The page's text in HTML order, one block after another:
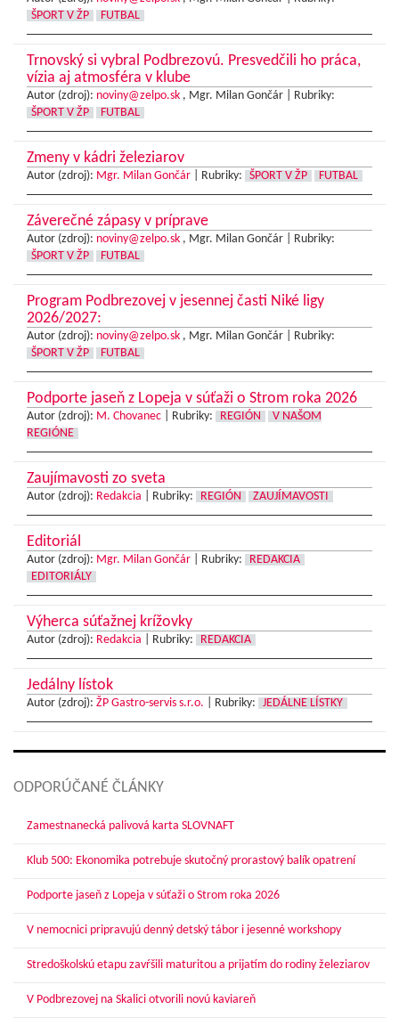
ŠPORT V ŽP
FUTBAL
Trnovský si vybral Podbrezovú. Presvedčili ho práca,
vízia aj atmosféra v klube
Autor (zdroj): noviny@zelpo.sk , Mgr. Milan Gončár |
Rubriky:
ŠPORT V ŽP
FUTBAL
Zmeny v kádri železiarov
Autor (zdroj): Mgr. Milan Gončár Rubriky: ŠPORT V ŽP FUTBAL
Záverečné zápasy v príprave
Autor (zdroj): noviny@zelpo.sk , Mgr. Milan Gončár |
Rubriky:
ŠPORT V ŽP
FUTBAL
Program Podbrezovej v jesennej časti Niké ligy
2026/2027:
Autor (zdroj): noviny@zelpo.sk , Mgr. Milan Gončár |
Rubriky:
ŠPORT V ŽP
FUTBAL
Podporte jaseň z Lopeja v súťaži o Strom roka 2026
Autor (zdroj): M. Chovanec Rubriky: REGIÓN
V NAŠOM
REGIÓNE
Zaujímavosti zo sveta
Autor (zdroj): Redakcia Rubriky: REGIÓN ZAUJÍMAVOSTI
Editoriál
Autor (zdroj): Mgr. Milan Gončár Rubriky:
REDAKCIA
EDITORIÁLY
Výherca súťažnej krížovky
Autor (zdroj): Redakcia Rubriky: REDAKCIA
Jedálny lístok
Autor (zdroj): ŽP Gastro-servis s.r.o. Rubriky: JEDÁLNE LÍSTKY
ODPORÚČANÉ ČLÁNKY
Zamestnanecká palivová karta SLOVNAFT
Klub 500: Ekonomika potrebuje skutočný prorastový balík opatrení
Podporte jaseň z Lopeja v súťaži o Strom roka 2026
V nemocnici pripravujú denný detský tábor i jesenné workshopy
Stredoškolskú etapu zavŕšili maturitou a prijatím do rodiny železiarov
V Podbrezovej na Skalici otvorili novú kaviareň